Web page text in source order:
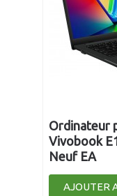
Ordinateur
Vivobook
Neuf EA
AJOUTER